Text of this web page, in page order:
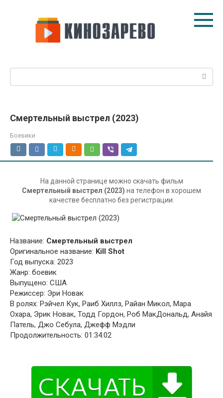
Смертельный выстрел (2023)
Боевики
На данной странице можно скачать фильм
Смертельный выстрел (2023) на телефон в хорошем
качестве бесплатно без регистрации.
Название: Смертельный выстрел
Оригинальное название: Kill Shot
Год выпуска: 2023
Жанр: боевик
Выпущено: США
Режиссер: Эри Новак
В ролях: Рэйчел Кук, Раиб Хиллз, Райан Микол, Мара
Охара, Эрик Новак, Тодд Гордон, Роб МакДональд, Анайя
Патель, Джо Себула, Джефф Мэдли
Продолжительность: 01:34:02